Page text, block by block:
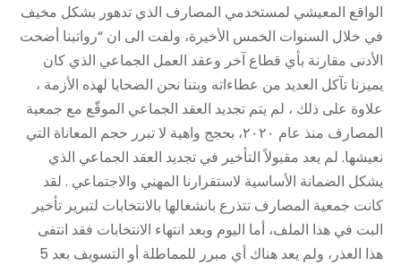
الواقع المعيشي لمستخدمي المصارف الذي تدهور بشكل مخيف
في خلال السنوات الخمس الأخيرة، ولفت الى ان “رواتبنا أضحت
الأدنى مقارنة بأي قطاع آخر وعقد العمل الجماعي الذي كان
يميزنا تآكل العديد من عطاءاته وبتنا نحن الضحايا لهذه الأزمة ،
علاوة على ذلك ، لم يتم تجديد العقد الجماعي الموقّع مع جمعية
المصارف منذ عام ٢٠٢٠، بحجج واهية لا تبرر حجم المعاناة التي
نعيشها. لم يعد مقبولاً التأخير في تجديد العقد الجماعي الذي
يشكل الضمانة الأساسية لاستقرارنا المهني والاجتماعي . لقد
كانت جمعية المصارف تتذرع بانشغالها بالانتخابات لتبرير تأخير
البت في هذا الملف، أما اليوم وبعد انتهاء الانتخابات فقد انتفى
هذا العذر، ولم يعد هناك أي مبرر للمماطلة أو التسويف بعد 5